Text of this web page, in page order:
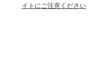
イトにご注意ください